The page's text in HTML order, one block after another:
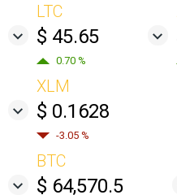
LTC
$ 45.65
0.70 %
XLM
$ 0.1628
-3.05 %
BTC
$ 64,570.5